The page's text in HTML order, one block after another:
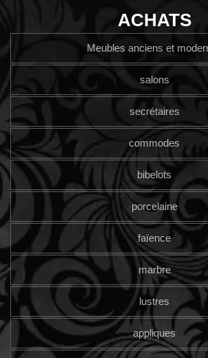
ACHATS
Meubles anciens et
salons
secrétaires
commodes
bibelots
porcelaine
faïence
marbre
lustres
appliques